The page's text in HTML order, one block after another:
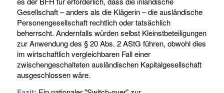
Gesellschaft – anders als die Klägerin – die ausländische
Personengesellschaft rechtlich oder tatsächlich
beherrscht. Andernfalls würden selbst Kleinstbeteiligungen
zur Anwendung des § 20 Abs. 2 AStG führen, obwohl dies
im wirtschaftlich vergleichbaren Fall einer
zwischengeschalteten ausländischen Kapitalgesellschaft
ausgeschlossen wäre.